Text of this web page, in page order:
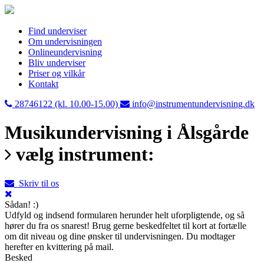
Find underviser
Om undervisningen
Onlineundervisning
Bliv underviser
Priser og vilkår
Kontakt
28746122 (kl. 10.00-15.00)
info@instrumentundervisning.dk
Musikundervisning i Ålsgårde
vælg instrument:
Skriv til os
Sådan! :)
Udfyld og indsend formularen herunder helt uforpligtende, og så
hører du fra os snarest! Brug gerne beskedfeltet til kort at fortælle
om dit niveau og dine ønsker til undervisningen. Du modtager
herefter en kvittering på mail.
Besked